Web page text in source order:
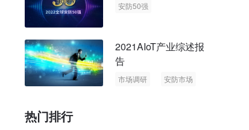
安防50强
2021AIoT产业综述报
告
市场调研
安防市场
热门排行